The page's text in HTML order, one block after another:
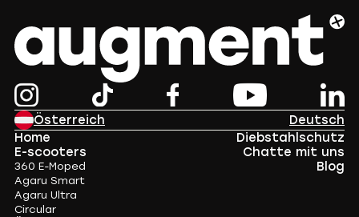
Österreich
Deutsch
Home
E-scooters
360 E-Moped
Agaru Smart
Agaru Ultra
Circular
Diebstahlschutz
Chatte mit uns
Blog